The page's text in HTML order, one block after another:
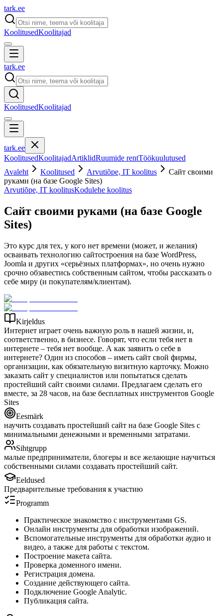
tark.ee
KoolitusedKoolitajad
tark.ee
KoolitusedKoolitajad
tark.ee
KoolitusedKoolitajadArtiklidRuumide rentTöökuulutused
Avaleht
Koolitused Arvutiõpe, IT koolitus
Сайт своими
руками (на базе Google Sites)
Arvutiõpe, IT koolitusKodulehe koolitus
Сайт своими руками (на базе Google
Sites)
Это курс для тех, у кого нет времени (может, и желания)
осваивать технологию сайтостроения на базе WordPress,
Joomla и других «серьёзных платформах», но очень нужно
срочно обзавестись собственным сайтом, чтобы рассказать о
себе миру (и покупателям/клиентам).
Kirjeldus
Интернет играет очень важную роль в нашей жизни, и,
соответственно, в бизнесе. Говорят, что если тебя нет в
интернете – тебя нет вообще. А как заявить о себе в
интернете? Один из способов – иметь сайт свой фирмы,
организации, как обязательную визитную карточку. Можно
заказать сайт у специалистов или попытаться сделать
простейший сайт своими силами. Предлагаем сделать его
вместе, за 28 часов, на базе бесплатных инструментов Google
Sites
Eesmärk
научить создавать простейший сайт на базе Google Sites с
минимальными денежными и временными затратами.
Sihtgrupp
малые предприниматели, блогеры и все желающие научиться
собственными силами создавать простейший сайт.
Eeldused
Предварительные требования к участию
Programm
Практическое знакомство с инструментами GS.
Онлайн инструменты для обработки изображений.
Вспомогательные инструменты для обработки аудио и
видео, а также для работы с текстом.
Построение макета сайта.
Проверка доменного имени.
Регистрация домена.
Создание действующего сайта.
Подключение Google Analytic.
Публикация сайта.